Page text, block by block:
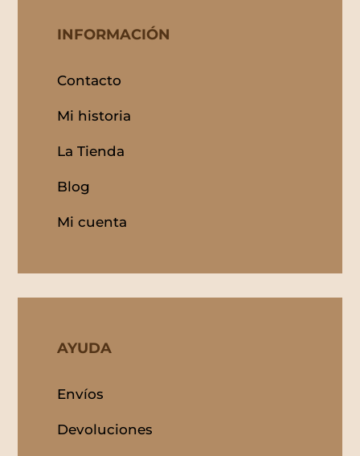
INFORMACIÓN
Contacto
Mi historia
La Tienda
Blog
Mi cuenta
AYUDA
Envíos
Devoluciones